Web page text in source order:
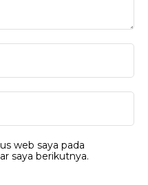
web saya pada
saya berikutnya.